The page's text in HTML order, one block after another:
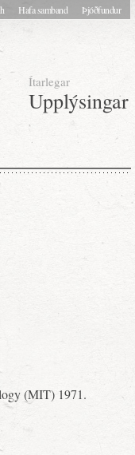
Ítarlegar
Upplýsingar
Hafa samband Þjóðfundur
(MIT) 1971.